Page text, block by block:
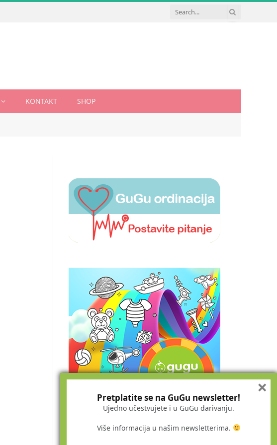
KONTAKT SHOP
Pretplatite se na GuGu newsletter!
Ujedno učestvujete i u GuGu darivanju.
Više informacija u našim newsletterima.
×